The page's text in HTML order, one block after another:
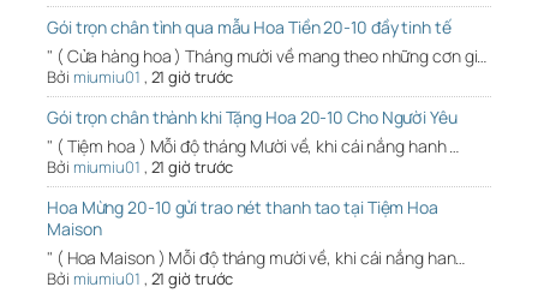
Gói trọn chân tình qua mẫu Hoa Tiền 20-10 đầy tinh tế
" ( Cửa hàng hoa ) Tháng mười về mang theo những cơn gi…
Bởi miumiu01 , 21 giờ trước
Gói trọn chân thành khi Tặng Hoa 20-10 Cho Người Yêu
" ( Tiệm hoa ) Mỗi độ tháng Mười về, khi cái nắng hanh …
Bởi miumiu01 , 21 giờ trước
Hoa Mừng 20-10 gửi trao nét thanh tao tại Tiệm Hoa
Maison
" ( Hoa Maison ) Mỗi độ tháng mười về, khi cái nắng han…
Bởi miumiu01 , 21 giờ trước